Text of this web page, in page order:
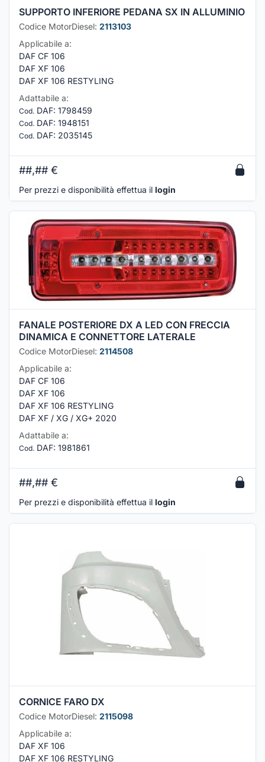
SUPPORTO INFERIORE PEDANA SX IN ALLUMINIO
Codice MotorDiesel: 2113103
Applicabile a:
DAF CF 106
DAF XF 106
DAF XF 106 RESTYLING
Adattabile a:
Cod. DAF: 1798459
Cod. DAF: 1948151
Cod. DAF: 2035145
##,## €
Per prezzi e disponibilità effettua il login
FANALE POSTERIORE DX A LED CON FRECCIA
DINAMICA E CONNETTORE LATERALE
Codice MotorDiesel: 2114508
Applicabile a:
DAF CF 106
DAF XF 106
DAF XF 106 RESTYLING
DAF XF / XG / XG+ 2020
Adattabile a:
Cod. DAF: 1981861
##,## €
Per prezzi e disponibilità effettua il login
CORNICE FARO DX
Codice MotorDiesel: 2115098
Applicabile a:
DAF XF 106
DAF XF 106 RESTYLING